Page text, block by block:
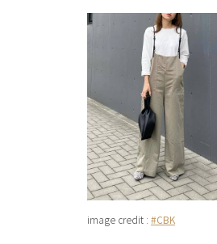
image credit : #CBK